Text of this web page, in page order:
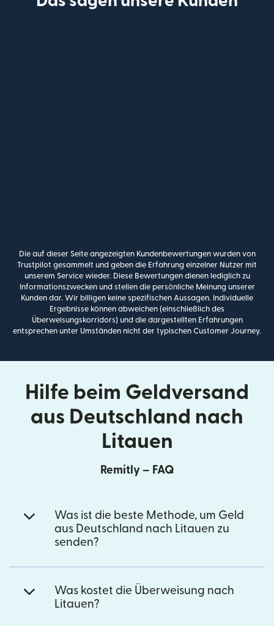
Die auf dieser Seite angezeigten Kundenbewertungen wurden von
Trustpilot gesammelt und geben die Erfahrung einzelner Nutzer mit
unserem Service wieder. Diese Bewertungen dienen lediglich zu
Informationszwecken und stellen die persönliche Meinung unserer
Kunden dar. Wir billigen keine spezifischen Aussagen. Individuelle
Ergebnisse können abweichen (einschließlich des
Überweisungskorridors) und die dargestellten Erfahrungen
entsprechen unter Umständen nicht der typischen Customer Journey.
Hilfe beim Geldversand
aus Deutschland nach
Litauen
Remitly – FAQ
Was ist die beste Methode, um Geld
aus Deutschland nach Litauen zu
senden?
Was kostet die Überweisung nach
Litauen?